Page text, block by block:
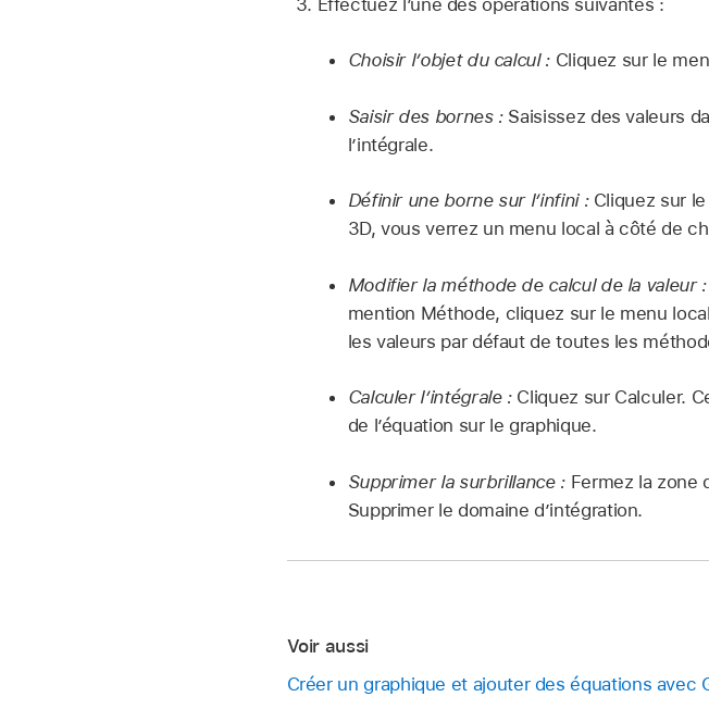
Choisir l’objet du calcul :Cliquez sur le
Saisir des bornes :Saisissez des valeurs
l’intégrale.
Définir une borne sur l’infini :Cliquez sur le
3D, vous verrez un menu local à côté de
Modifier la méthode de calcul de la valeur :
mention Méthode, cliquez sur le menu
les valeurs par défaut de toutes les
Calculer l’intégrale :Cliquez sur Calculer.
de l’équation sur le graphique.
Supprimer la surbrillance :Fermez la zone
Supprimer le domaine d’intégration.
Voir aussi
Créer un graphique et ajouter des équations avec